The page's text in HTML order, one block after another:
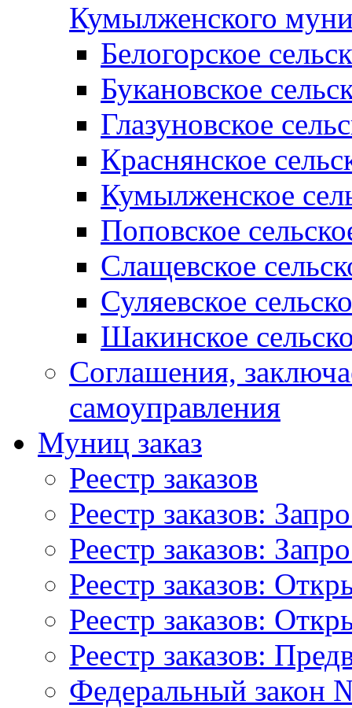
Кумылженского
Белогорское
Букановское
Глазуновское
Краснянское
Кумылженское
Поповское
Слащевское
Суляевское
Шакинское
Соглашения,
самоуправления
Муниц заказ
Реестр заказов
Реестр заказов:
Реестр заказов:
Реестр заказов:
Реестр заказов:
Реестр заказов:
Федеральный закон